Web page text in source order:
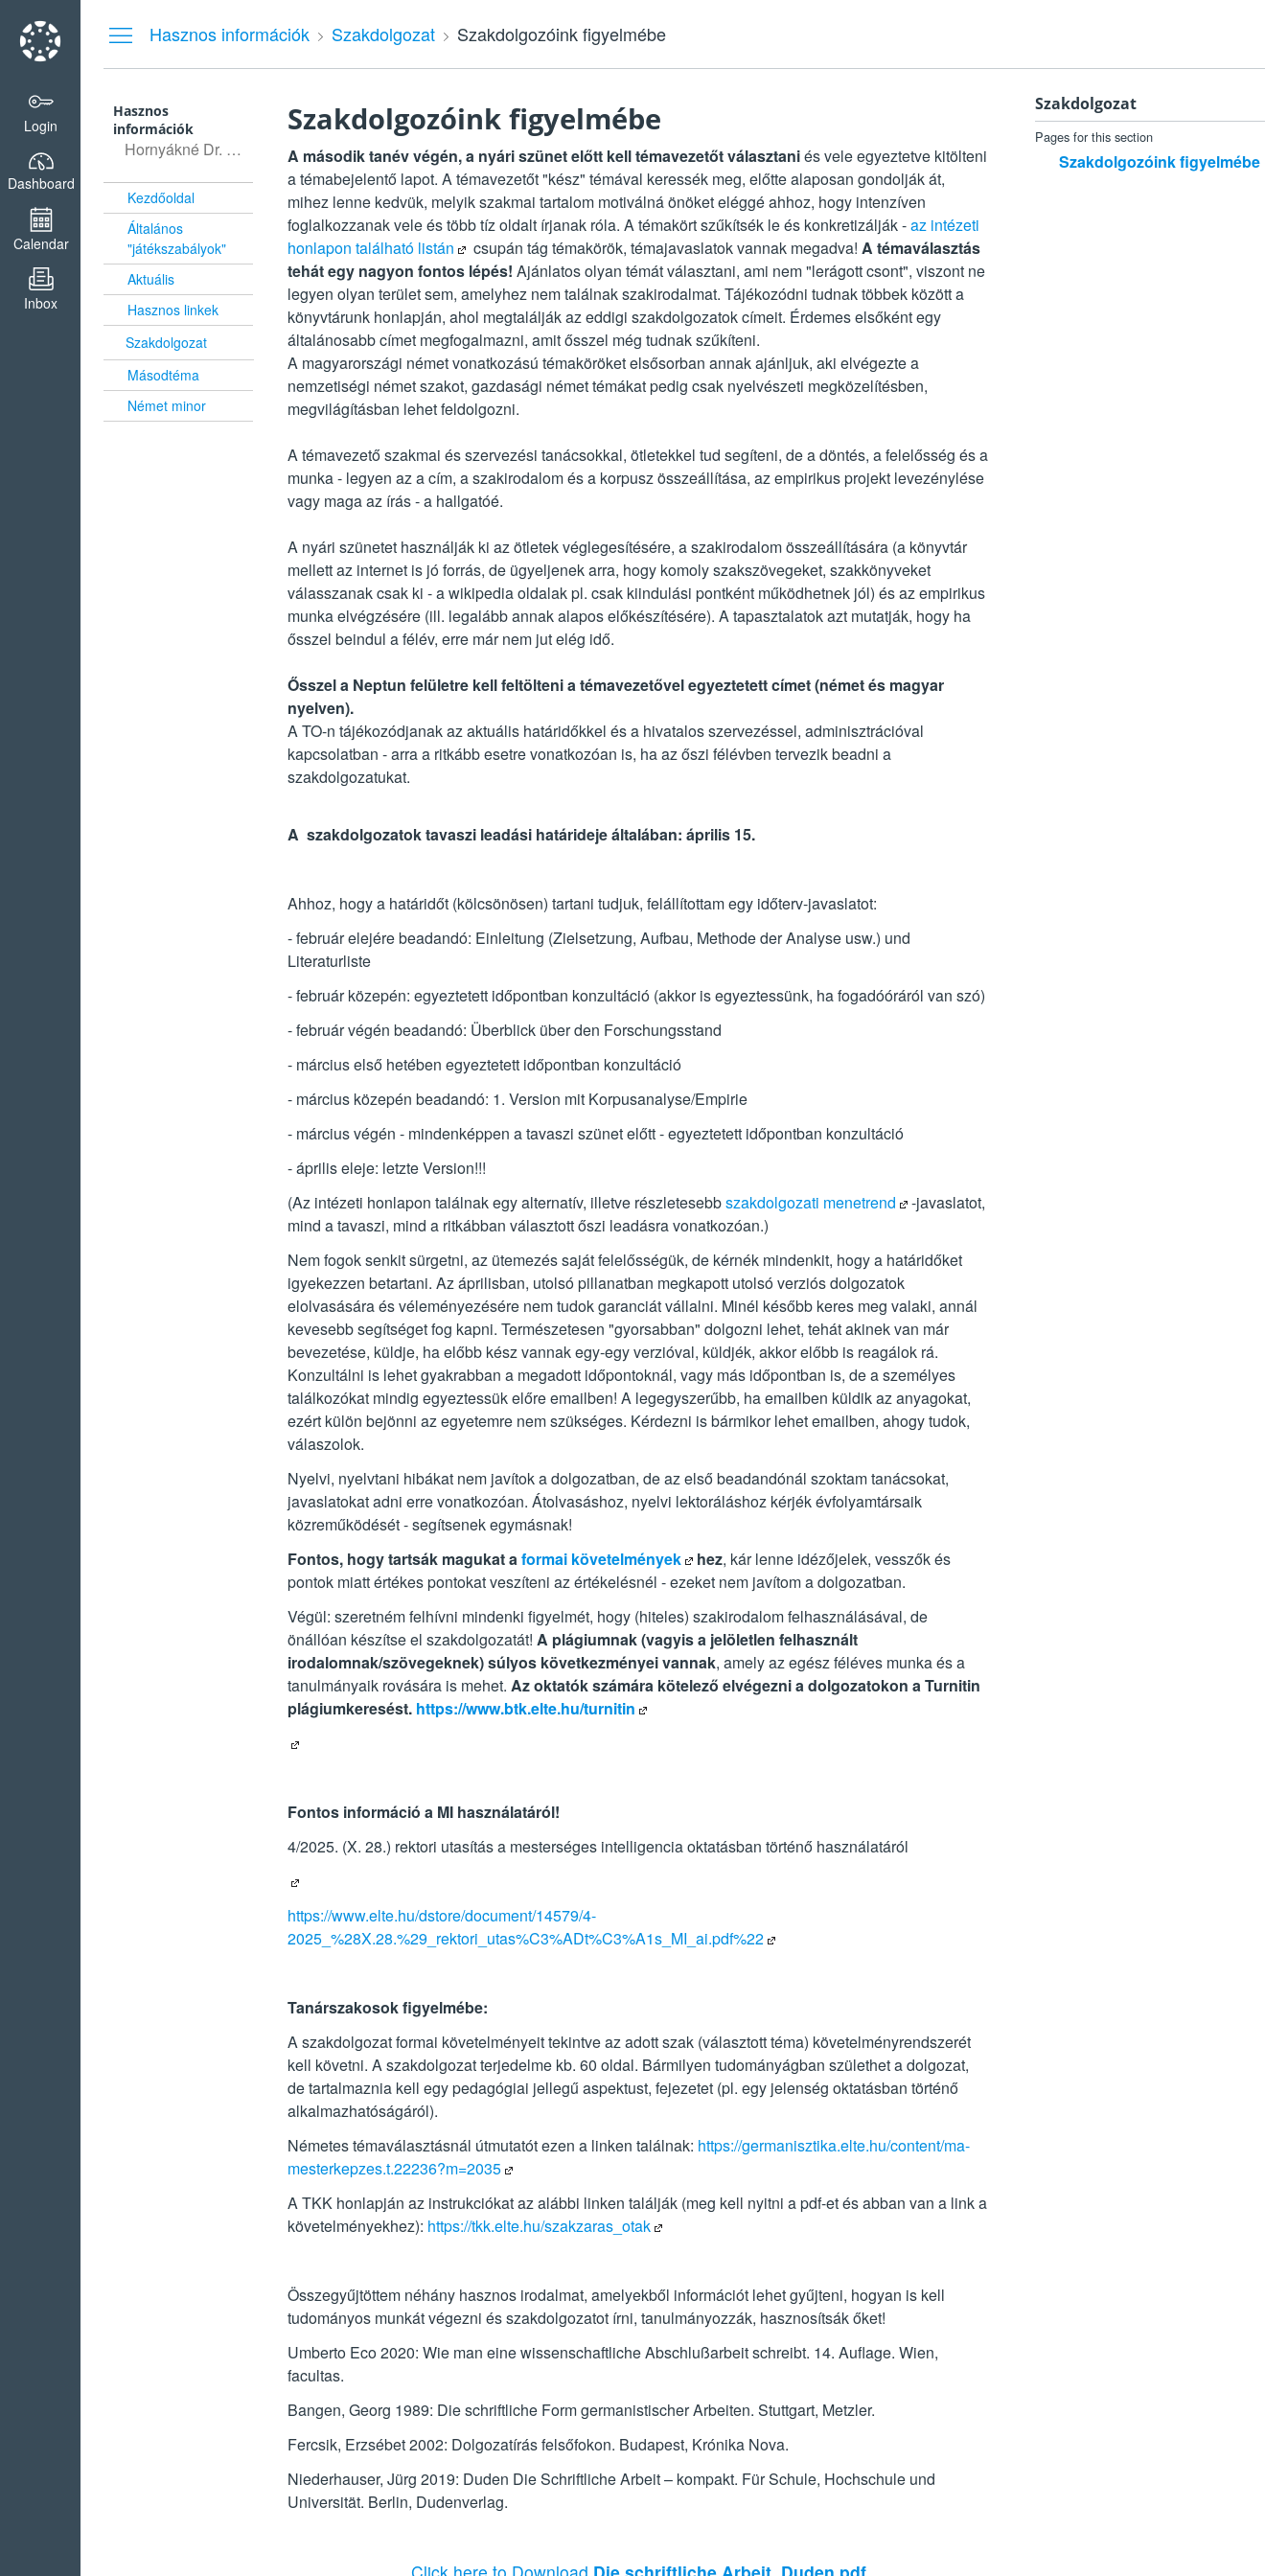
Login
Dashboard
Calendar
Inbox
Hasznos információk Szakdolgozat Szakdolgozóink figyelmébe
Hasznos
információk
Hornyákné Dr. Huber Ágnes (DI8T6S)
Kezdőoldal
Általános
"játékszabályok"
Aktuális
Hasznos linkek
Szakdolgozat
Másodtéma
Német minor
Szakdolgozóink figyelmébe
A második tanév végén, a nyári szünet előtt kell témavezetőt választaniés vele egyeztetve kitölteni
a témabejelentő lapot. A témavezetőt "kész" témával keressék meg, előtte alaposan gondolják át,
mihez lenne kedvük, melyik szakmai tartalom motiválná önöket eléggé ahhoz, hogy intenzíven
foglalkozzanak vele és több tíz oldalt írjanak róla. A témakört szűkítsék le és konkretizálják -az intézeti
honlapon található listán
csupán tág témakörök, témajavaslatok vannak megadva! A témaválasztás
tehát egy nagyon fontos lépés! Ajánlatos olyan témát választani, ami nem "lerágott csont", viszont ne
legyen olyan terület sem, amelyhez nem találnak szakirodalmat. Tájékozódni tudnak többek között a
könyvtárunk honlapján, ahol megtalálják az eddigi szakdolgozatok címeit. Érdemes elsőként egy
általánosabb címet megfogalmazni, amit ősszel még tudnak szűkíteni.
A magyarországi német vonatkozású témaköröket elsősorban annak ajánljuk, aki elvégezte a
nemzetiségi német szakot, gazdasági német témákat pedig csak nyelvészeti megközelítésben,
megvilágításban lehet feldolgozni.
A témavezető szakmai és szervezési tanácsokkal, ötletekkel tud segíteni, de a döntés, a felelősség és a
munka - legyen az a cím, a szakirodalom és a korpusz összeállítása, az empirikus projekt levezénylése
vagy maga az írás - a hallgatóé.
A nyári szünetet használják ki az ötletek véglegesítésére, a szakirodalom összeállítására (a könyvtár
mellett az internet is jó forrás, de ügyeljenek arra, hogy komoly szakszövegeket, szakkönyveket
válasszanak csak ki - a wikipedia oldalak pl. csak kiindulási pontként működhetnek jól) és az empirikus
munka elvégzésére (ill. legalább annak alapos előkészítésére). A tapasztalatok azt mutatják, hogy ha
ősszel beindul a félév, erre már nem jut elég idő.
Ősszel a Neptun felületre kell feltölteni a témavezetővel egyeztetett címet (német és magyar
nyelven).
A TO-n tájékozódjanak az aktuális határidőkkel és a hivatalos szervezéssel, adminisztrációval
kapcsolatban - arra a ritkább esetre vonatkozóan is, ha az őszi félévben tervezik beadni a
szakdolgozatukat.
A szakdolgozatok tavaszi leadási határideje általában: április 15.
Ahhoz, hogy a határidőt (kölcsönösen) tartani tudjuk, felállítottam egy időterv-javaslatot:
- február elejére beadandó: Einleitung (Zielsetzung, Aufbau, Methode der Analyse usw.) und
Literaturliste
- február közepén: egyeztetett időpontban konzultáció (akkor is egyeztessünk, ha fogadóóráról van szó)
- február végén beadandó: Überblick über den Forschungsstand
- március első hetében egyeztetett időpontban konzultáció
- március közepén beadandó: 1. Version mit Korpusanalyse/Empirie
- március végén - mindenképpen a tavaszi szünet előtt - egyeztetett időpontban konzultáció
- április eleje: letzte Version!!!
(Az intézeti honlapon találnak egy alternatív, illetve részletesebbszakdolgozati menetrend -javaslatot,
mind a tavaszi, mind a ritkábban választott őszi leadásra vonatkozóan.)
Nem fogok senkit sürgetni, az ütemezés saját felelősségük, de kérnék mindenkit, hogy a határidőket
igyekezzen betartani. Az áprilisban, utolsó pillanatban megkapott utolsó verziós dolgozatok
elolvasására és véleményezésére nem tudok garanciát vállalni. Minél később keres meg valaki, annál
kevesebb segítséget fog kapni. Természetesen "gyorsabban" dolgozni lehet, tehát akinek van már
bevezetése, küldje, ha előbb kész vannak egy-egy verzióval, küldjék, akkor előbb is reagálok rá.
Konzultálni is lehet gyakrabban a megadott időpontoknál, vagy más időpontban is, de a személyes
találkozókat mindig egyeztessük előre emailben! A legegyszerűbb, ha emailben küldik az anyagokat,
ezért külön bejönni az egyetemre nem szükséges. Kérdezni is bármikor lehet emailben, ahogy tudok,
válaszolok.
Nyelvi, nyelvtani hibákat nem javítok a dolgozatban, de az első beadandónál szoktam tanácsokat,
javaslatokat adni erre vonatkozóan. Átolvasáshoz, nyelvi lektoráláshoz kérjék évfolyamtársaik
közreműködését - segítsenek egymásnak!
Fontos, hogy tartsák magukat aformai követelmények hez, kár lenne idézőjelek, vesszők és
pontok miatt értékes pontokat veszíteni az értékelésnél - ezeket nem javítom a dolgozatban.
Végül: szeretném felhívni mindenki figyelmét, hogy (hiteles) szakirodalom felhasználásával, de
önállóan készítse el szakdolgozatát! A plágiumnak (vagyis a jelöletlen felhasznált
irodalomnak/szövegeknek) súlyos következményei vannak, amely az egész féléves munka és a
tanulmányaik rovására is mehet. Az oktatók számára kötelező elvégezni a dolgozatokon a Turnitin
plágiumkeresést. https://www.btk.elte.hu/turnitin
Fontos információ a MI használatáról!
4/2025. (X. 28.) rektori utasítás a mesterséges intelligencia oktatásban történő használatáról
https://www.elte.hu/dstore/document/14579/4-
2025_%28X.28.%29_rektori_utas%C3%ADt%C3%A1s_MI_ai.pdf%22
Tanárszakosok figyelmébe:
A szakdolgozat formai követelményeit tekintve az adott szak (választott téma) követelményrendszerét
kell követni. A szakdolgozat terjedelme kb. 60 oldal. Bármilyen tudományágban születhet a dolgozat,
de tartalmaznia kell egy pedagógiai jellegű aspektust, fejezetet (pl. egy jelenség oktatásban történő
alkalmazhatóságáról).
Németes témaválasztásnál útmutatót ezen a linken találnak: https://germanisztika.elte.hu/content/ma-
mesterkepzes.t.22236?m=2035
A TKK honlapján az instrukciókat az alábbi linken találják (meg kell nyitni a pdf-et és abban van a link a
követelményekhez): https://tkk.elte.hu/szakzaras_otak
Összegyűjtöttem néhány hasznos irodalmat, amelyekből információt lehet gyűjteni, hogyan is kell
tudományos munkát végezni és szakdolgozatot írni, tanulmányozzák, hasznosítsák őket!
Umberto Eco 2020: Wie man eine wissenschaftliche Abschlußarbeit schreibt. 14. Auflage. Wien,
facultas.
Bangen, Georg 1989: Die schriftliche Form germanistischer Arbeiten. Stuttgart, Metzler.
Fercsik, Erzsébet 2002: Dolgozatírás felsőfokon. Budapest, Krónika Nova.
Niederhauser, Jürg 2019: Duden Die Schriftliche Arbeit – kompakt. Für Schule, Hochschule und
Universität. Berlin, Dudenverlag.
Szakdolgozat
Pages for this section
Szakdolgozóink figyelmébe